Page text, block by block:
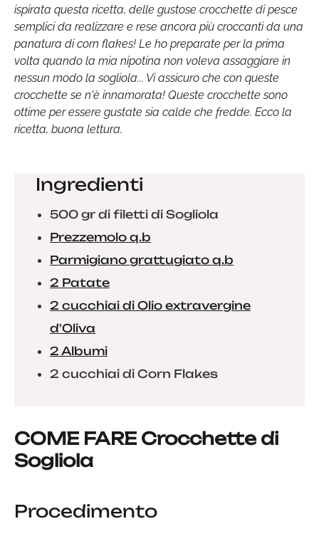
ispirata questa ricetta, delle gustose crocchette di pesce
semplici da realizzare e rese ancora più croccanti da una
panatura di corn flakes! Le ho preparate per la prima
volta quando la mia nipotina non voleva assaggiare in
nessun modo la sogliola... Vi assicuro che con queste
crocchette se n'è innamorata! Queste crocchette sono
ottime per essere gustate sia calde che fredde. Ecco la
ricetta, buona lettura.
Ingredienti
500 gr di filetti di Sogliola
Prezzemolo q.b
Parmigiano grattugiato q.b
2 Patate
2 cucchiai di Olio extravergine
d'Oliva
2 Albumi
2 cucchiai di Corn Flakes
COME FARE Crocchette di
Sogliola
Procedimento